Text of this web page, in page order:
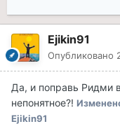
Ejikin91
Опубликовано
Да, и поправь Ридми
непонятное?!
Ejikin91